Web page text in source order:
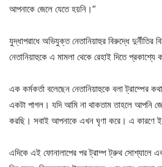
আপনাকে জেলে যেতে হয়নি।”
যুদ্ধাপরাধে অভিযুক্ত নেতানিয়াহুর বিরুদ্ধে দুর্নীতির
নেতানিয়াহুকে এ মামলা থেকে রেহাই দিতে
এক কর্মকর্তা বলেছেন নেতানিয়াহুকে বলা ট্রাম্পের
একটা পাগল। যদি আমি না থাকতাম তাহলে আপনি
করছি। সবাই আপনাকে এখন ঘৃণা করে। এ কারণে
এদিকে এই ফোনালাপের পর ট্রাম্প ট্রুথ সোশ্যালে